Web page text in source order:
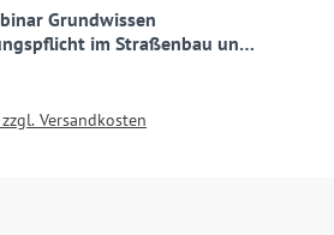
Grundwissen
im Straßenbau und -
Versandkosten